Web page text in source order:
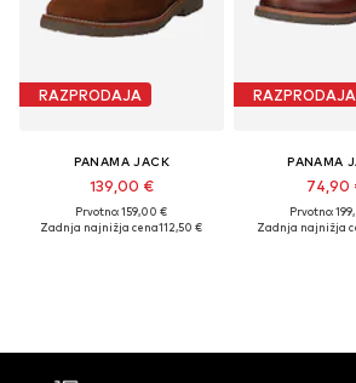
RAZPRODAJA
PANAMA JACK
139,00 €
Prvotno: 159,00 €
Zadnja najnižja cena112,50 €
RAZPRODAJA
PANAMA
74,90
Prvotno:
Zadnja najnižja